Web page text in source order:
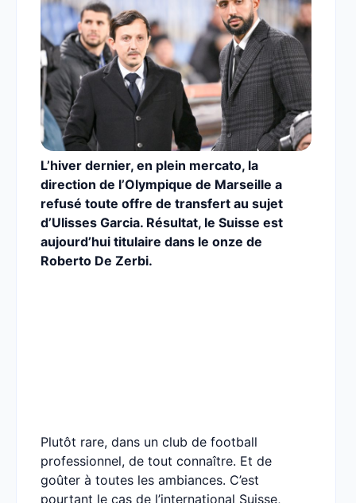
L’hiver dernier, en plein mercato, la
direction de l’Olympique de Marseille a
refusé toute offre de transfert au sujet
d’Ulisses Garcia. Résultat, le Suisse est
aujourd’hui titulaire dans le onze de
Roberto De Zerbi.
Plutôt rare, dans un club de football
professionnel, de tout connaître. Et de
goûter à toutes les ambiances. C’est
pourtant le cas de l’international Suisse,